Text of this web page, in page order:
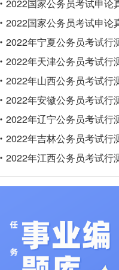
类）
2022国家公务员考试申论
2022国家公务员考试申论
上）
2022年宁夏公务员考试行
2022年天津公务员考试行
2022年山西公务员考试行
2022年安徽公务员考试行
2022年辽宁公务员考试行
2022年吉林公务员考试行
2022年江西公务员考试行